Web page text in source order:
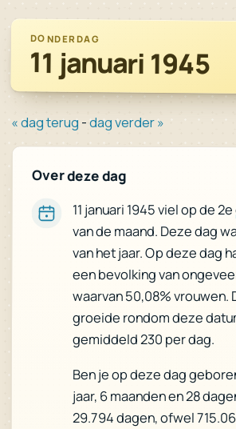
DONDERDAG
11 januari 1945
« dag terug -dag verder »
Over deze dag
11 januari 1945 viel op de 2e
van de maand. Deze dag
van het jaar. Op deze dag
een bevolking van
waarvan 50,08% vrouwen.
groeide rondom deze
gemiddeld 230 per dag.
Ben je op deze dag
jaar, 6 maanden en 28
29.794 dagen, ofwel